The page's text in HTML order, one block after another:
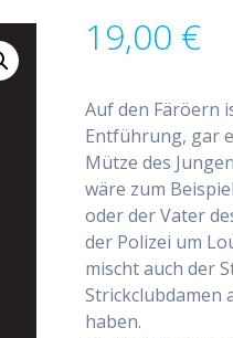
19,00 €
Auf den Färöern
Entführung, gar
Mütze des
wäre zum
oder der Vater
der Polizei um
mischt auch der
Strickclubdamen
haben.